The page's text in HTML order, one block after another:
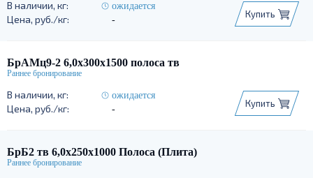
ожидается
-
Купить
БрАМц9-2 6,0х300х1500 полоса тв
ожидается
-
Купить
БрБ2 тв 6,0х250х1000 Полоса (Плита)